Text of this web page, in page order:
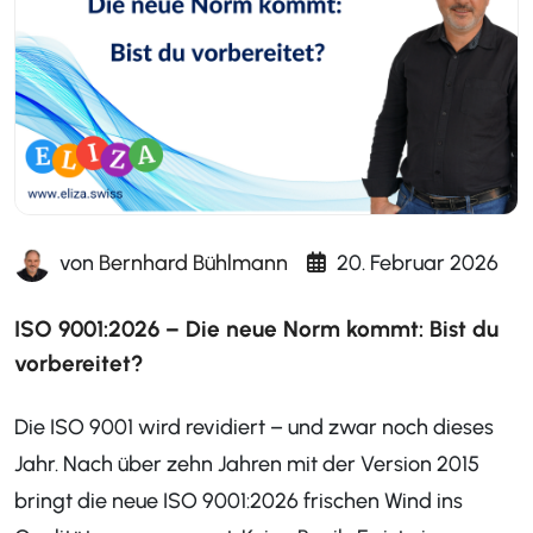
von Bernhard Bühlmann 20. Februar 2026
ISO 9001:2026 – Die neue Norm kommt: Bist du
vorbereitet?
Die ISO 9001 wird revidiert – und zwar noch dieses
Jahr. Nach über zehn Jahren mit der Version 2015
bringt die neue ISO 9001:2026 frischen Wind ins